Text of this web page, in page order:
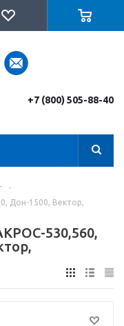
+7 (800) 505-88-40
-
Дон-1500, Вектор,
530,560,